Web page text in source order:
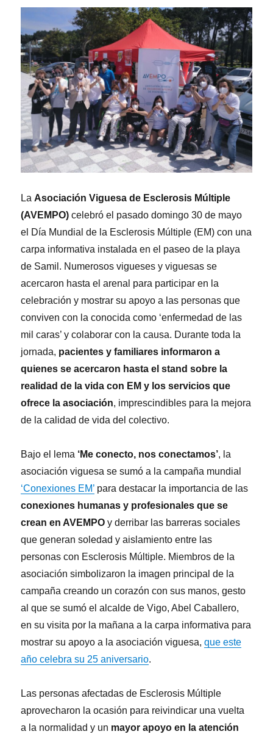
La Asociación Viguesa de Esclerosis Múltiple
(AVEMPO) celebró el pasado domingo 30 de mayo
el Día Mundial de la Esclerosis Múltiple (EM) con una
carpa informativa instalada en el paseo de la playa
de Samil. Numerosos vigueses y viguesas se
acercaron hasta el arenal para participar en la
celebración y mostrar su apoyo a las personas que
conviven con la conocida como ‘enfermedad de las
mil caras’ y colaborar con la causa. Durante toda la
jornada, pacientes y familiares informaron a
quienes se acercaron hasta el stand sobre la
realidad de la vida con EM y los servicios que
ofrece la asociación, imprescindibles para la mejora
de la calidad de vida del colectivo.
Bajo el lema ‘Me conecto, nos conectamos’, la
asociación viguesa se sumó a la campaña mundial
‘Conexiones EM’ para destacar la importancia de las
conexiones humanas y profesionales que se
crean en AVEMPO y derribar las barreras sociales
que generan soledad y aislamiento entre las
personas con Esclerosis Múltiple. Miembros de la
asociación simbolizaron la imagen principal de la
campaña creando un corazón con sus manos, gesto
al que se sumó el alcalde de Vigo, Abel Caballero,
en su visita por la mañana a la carpa informativa para
mostrar su apoyo a la asociación viguesa,que este
año celebra su 25 aniversario.
Las personas afectadas de Esclerosis Múltiple
aprovecharon la ocasión para reivindicar una vuelta
a la normalidad y un mayor apoyo en la atención